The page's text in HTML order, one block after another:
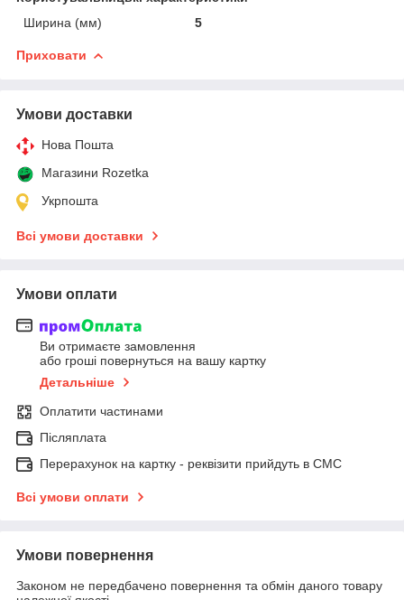
Ширина (мм)
5
Приховати
Умови доставки
Нова Пошта
Магазини Rozetka
Укрпошта
Всі умови доставки
Умови оплати
Ви отримаєте замовлення
або гроші повернуться на вашу картку
Детальніше
Оплатити частинами
Післяплата
Перерахунок на картку - реквізити прийдуть в СМС
Всі умови оплати
Умови повернення
Законом не передбачено повернення та обмін даного товару